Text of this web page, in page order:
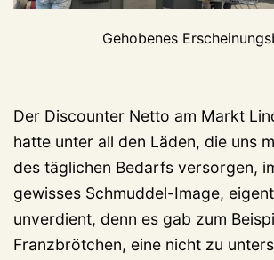
Gehobenes
Der Discounter Netto am Markt
hatte unter all den Läden, die uns
des täglichen Bedarfs versorgen,
gewisses Schmuddel-Image,
unverdient, denn es gab zum
Franzbrötchen, eine nicht zu